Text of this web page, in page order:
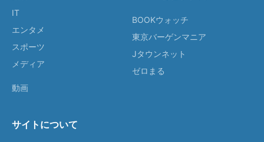
IT
エンタメ
スポーツ
メディア
動画
BOOKウォッチ
東京バーゲンマニア
Jタウンネット
ゼロまる
サイトについて